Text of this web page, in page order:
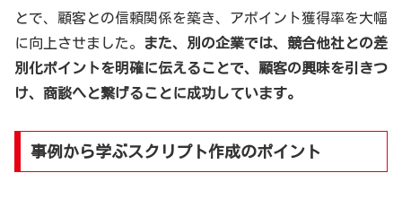
とで、顧客との信頼関係を築き、アポイント獲得率を大幅
に向上させました。
また、別の企業では、競合他社との差
別化ポイントを明確に伝えることで、顧客の興味を引きつ
け、商談へと繋げることに成功しています。
事例から学ぶスクリプト作成のポイント